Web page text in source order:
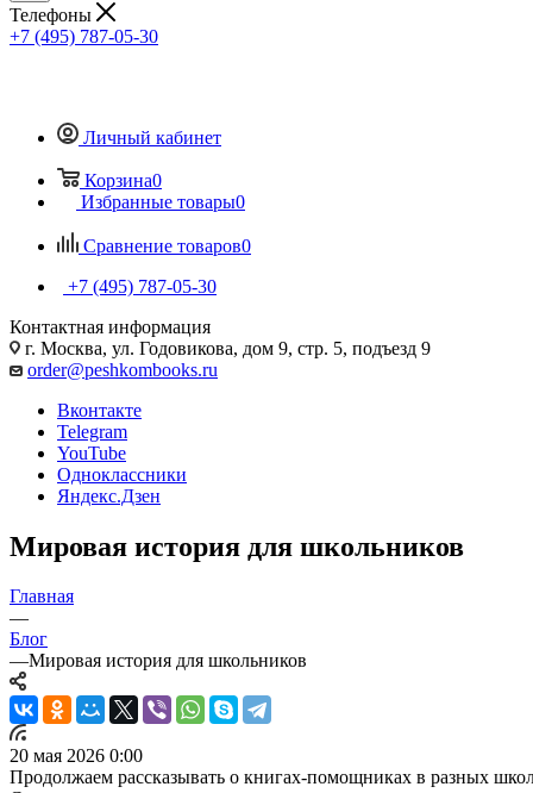
Телефоны
+7 (495) 787-05-30
Личный кабинет
Корзина0
Избранные товары0
Сравнение товаров0
+7 (495) 787-05-30
Контактная информация
г. Москва, ул. Годовикова, дом 9, стр. 5, подъезд 9
order@peshkombooks.ru
Вконтакте
Telegram
YouTube
Одноклассники
Яндекс.Дзен
Мировая история для школьников
Главная
—
Блог
—Мировая история для школьников
20 мая 2026 0:00
Продолжаем рассказывать о книгах-помощниках в разных